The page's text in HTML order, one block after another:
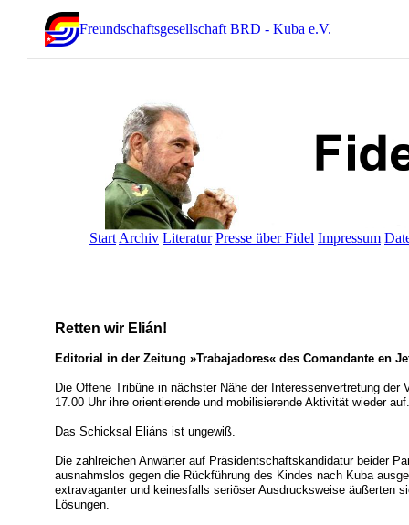
Freundschaftsgesellschaft BRD - Kuba e.V.
Start Archiv Literatur Presse über Fidel Impressum
Retten wir Elián!
Editorial in der Zeitung »Trabajadores« des Comandante en
Die Offene Tribüne in nächster Nähe der Interessenvertretung
17.00 Uhr ihre orientierende und mobilisierende Aktivität wieder auf.
Das Schicksal Eliáns ist ungewiß.
Die zahlreichen Anwärter auf Präsidentschaftskandidatur beider
ausnahmslos gegen die Rückführung des Kindes nach Kuba
extravaganter und keinesfalls seriöser Ausdrucksweise äußerten
Lösungen.